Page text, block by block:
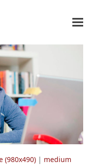
(980x490) | medium